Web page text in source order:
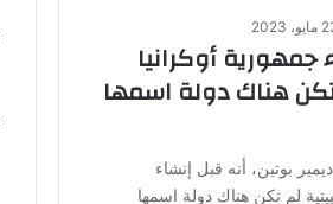
2023
جمهورية أوكرانيا
هناك دولة اسمها
بوتين، أنه قبل إنشاء
لم تكن هناك دولة اسمها